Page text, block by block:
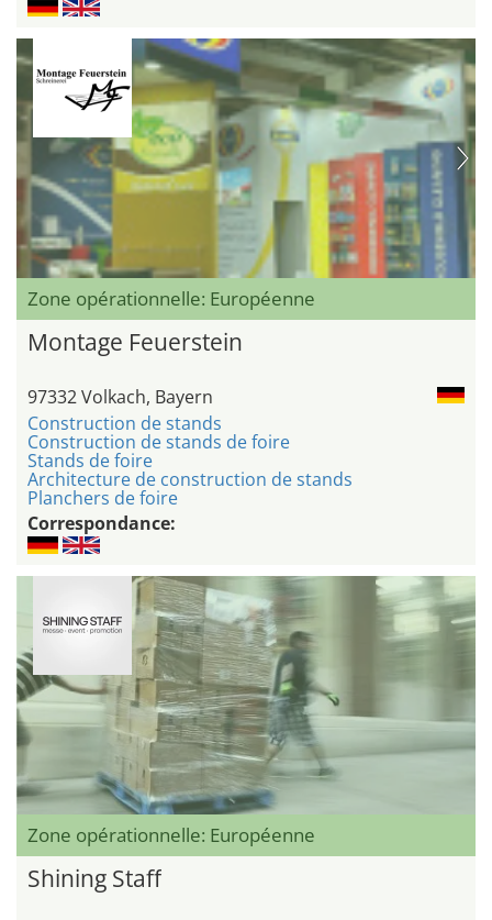
Zone opérationnelle: Européenne
Montage Feuerstein
97332 Volkach, Bayern
Construction de stands
Construction de stands de foire
Stands de foire
Architecture de construction de stands
Planchers de foire
Correspondance:
Zone opérationnelle: Européenne
Shining Staff